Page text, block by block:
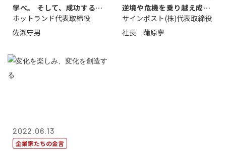
学べ。 そして、成功するま
で挑戦し続...
ホットランド代表取締役
佐瀬守男
逆境や危機を乗り越え成長
する
サインポスト(株)代表取締役
社長 蒲原寧
2022.06.13
企業家たちの金言